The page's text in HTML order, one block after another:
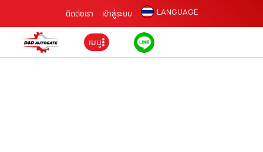
ติดต่อเรา เข้าสู่ระบบ LANGUAGE
เมนู